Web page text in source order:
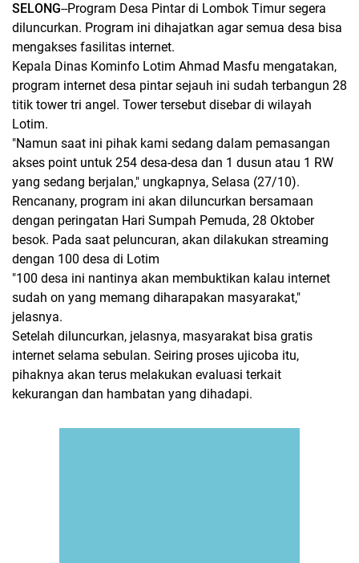
SELONG--Program Desa Pintar di Lombok Timur segera
diluncurkan. Program ini dihajatkan agar semua desa bisa
mengakses fasilitas internet.
Kepala Dinas Kominfo Lotim Ahmad Masfu mengatakan,
program internet desa pintar sejauh ini sudah terbangun 28
titik tower tri angel. Tower tersebut disebar di wilayah
Lotim.
"Namun saat ini pihak kami sedang dalam pemasangan
akses point untuk 254 desa-desa dan 1 dusun atau 1 RW
yang sedang berjalan," ungkapnya, Selasa (27/10).
Rencanany, program ini akan diluncurkan bersamaan
dengan peringatan Hari Sumpah Pemuda, 28 Oktober
besok. Pada saat peluncuran, akan dilakukan streaming
dengan 100 desa di Lotim
"100 desa ini nantinya akan membuktikan kalau internet
sudah on yang memang diharapakan masyarakat,"
jelasnya.
Setelah diluncurkan, jelasnya, masyarakat bisa gratis
internet selama sebulan. Seiring proses ujicoba itu,
pihaknya akan terus melakukan evaluasi terkait
kekurangan dan hambatan yang dihadapi.